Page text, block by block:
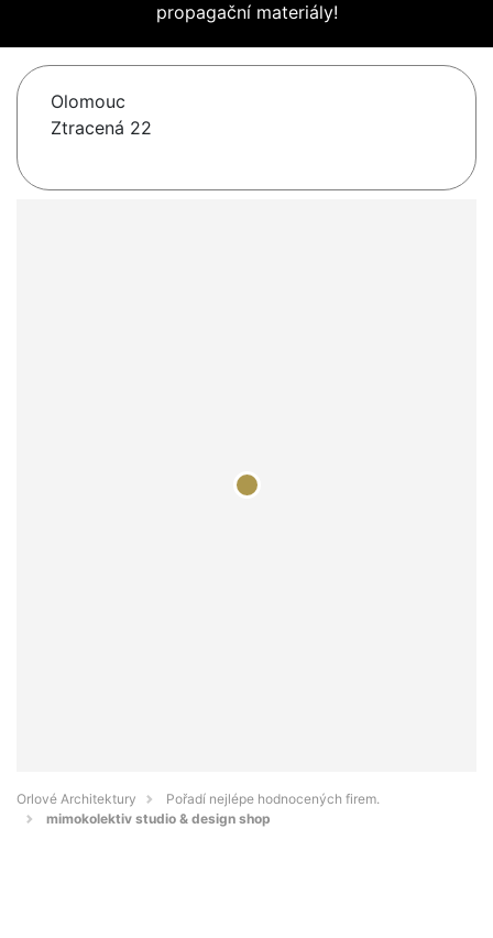
propagační materiály!
Olomouc
Ztracená 22
Orlové Architektury
Pořadí nejlépe hodnocených firem.
mimokolektiv studio & design shop